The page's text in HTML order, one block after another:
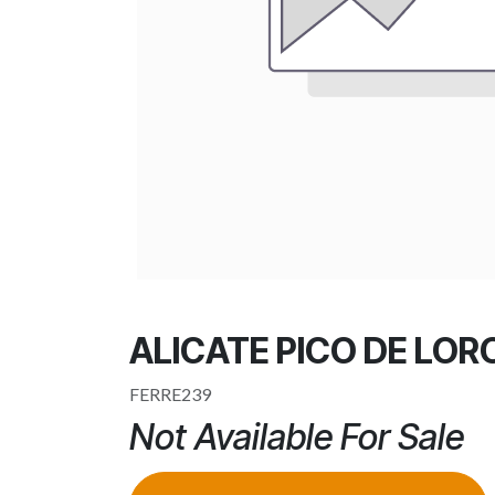
ALICATE PICO DE
FERRE239
Not Available For Sale